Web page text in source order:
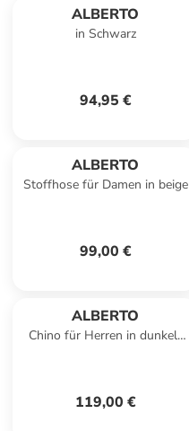
ALBERTO
in Schwarz
94,95 €
ALBERTO
Stoffhose für Damen in beige
99,00 €
ALBERTO
Chino für Herren in dunkel-
119,00 €